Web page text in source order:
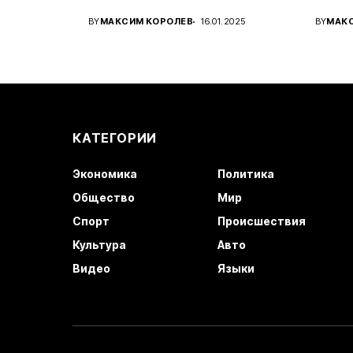
Украины...
BYМАКСИМ КОРОЛЕВ 16.01.2025 BY
КАТЕГОРИИ
Экономика
Политика
Общество
Мир
Спорт
Происшествия
Культура
Авто
Видео
Языки